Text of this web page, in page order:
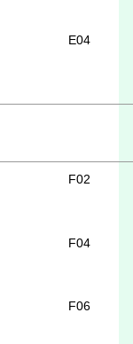
E04
F02
F04
F06